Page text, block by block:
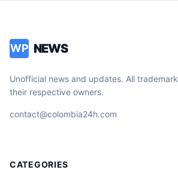
WP NEWS
Unofficial news and updates. All
their respective owners.
contact@colombia24h.com
CATEGORIES